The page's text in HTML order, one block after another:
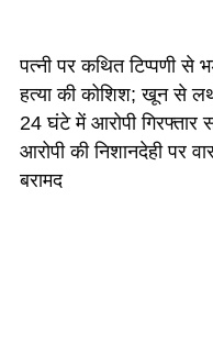
पत्नी पर कथित टिप्पणी
हत्या की कोशिश; खून से
24 घंटे में आरोपी गिरफ्तार
आरोपी की निशानदेही पर
बरामद